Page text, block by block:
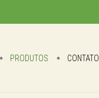
PRODUTOS CONTATO